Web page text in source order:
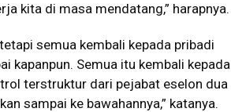
kita di masa mendatang,” harapnya.
semua kembali kepada pribadi
kapanpun. Semua itu kembali kepada
terstruktur dari pejabat eselon dua
sampai ke bawahannya,” katanya.